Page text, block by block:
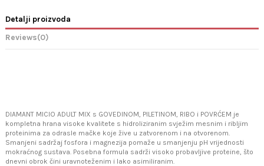
Detalji proizvoda
Reviews(0)
DIAMANT MICIO ADULT MIX s GOVEDINOM, PILETINOM, RIBO i POVRĆEM je
kompletna hrana visoke kvalitete s hidroliziranim svježim mesnim i ribljim
proteinima za odrasle mačke koje žive u zatvorenom i na otvorenom.
Smanjeni sadržaj fosfora i magnezija pomaže u smanjenju pH vrijednosti
mokraćnog sustava. Posebna formula sadrži visoko probavljive proteine, što
dnevni obrok čini uravnoteženim i lako asimiliranim.